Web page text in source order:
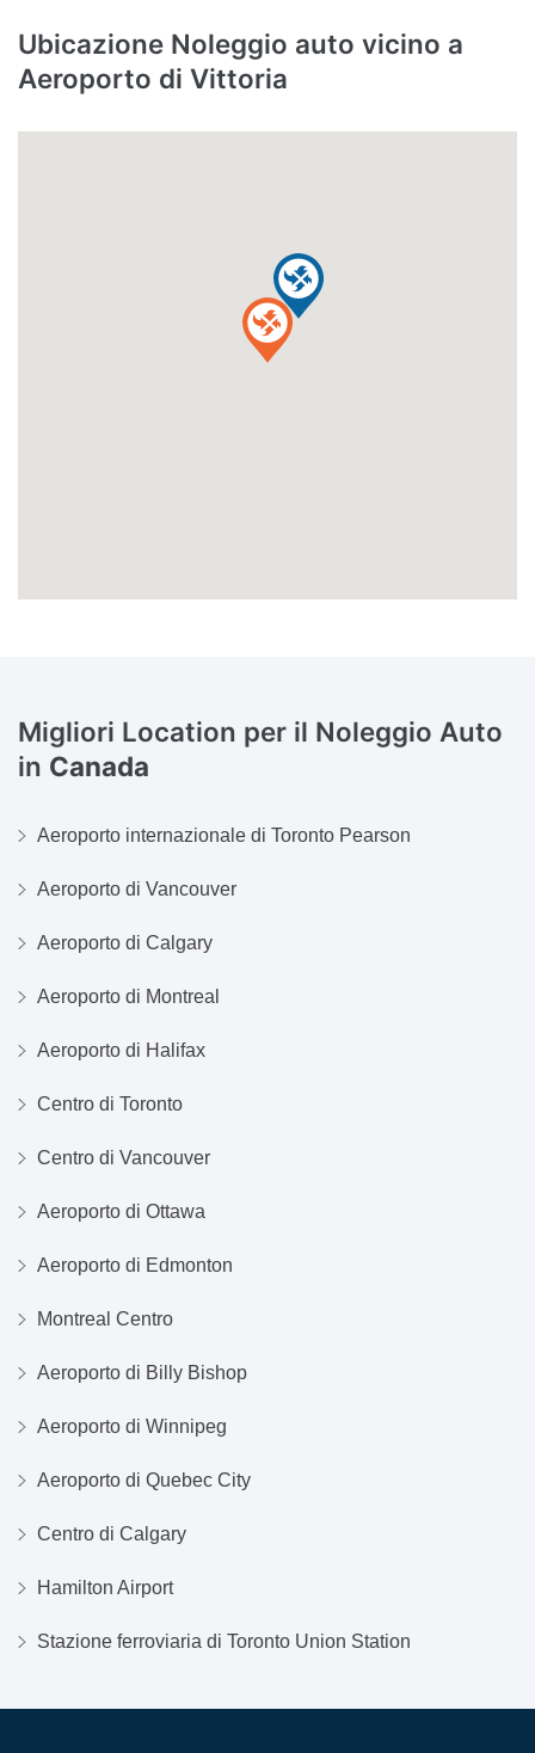
Ubicazione Noleggio auto vicino a
Aeroporto di Vittoria
Migliori Location per il Noleggio Auto
in Canada
Aeroporto internazionale di Toronto Pearson
Aeroporto di Vancouver
Aeroporto di Calgary
Aeroporto di Montreal
Aeroporto di Halifax
Centro di Toronto
Centro di Vancouver
Aeroporto di Ottawa
Aeroporto di Edmonton
Montreal Centro
Aeroporto di Billy Bishop
Aeroporto di Winnipeg
Aeroporto di Quebec City
Centro di Calgary
Hamilton Airport
Stazione ferroviaria di Toronto Union Station